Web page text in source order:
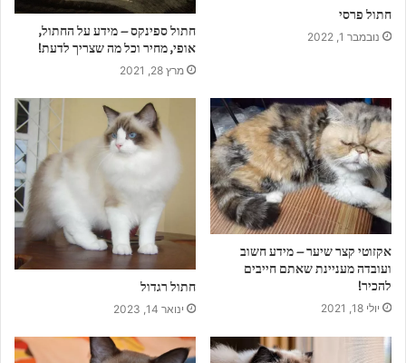
חתול פרסי
נובמבר 1, 2022
חתול ספינקס – מידע על החתול,
אופי, מחיר וכל מה שצריך לדעת!
מרץ 28, 2021
אקזוטי קצר שיער – מידע חשוב
ועובדה מעניינת שאתם חייבים
להכיר!
יולי 18, 2021
חתול רגדול
ינואר 14, 2023